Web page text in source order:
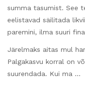
summa tasumist. See
eelistavad säilitada
paremini, ilma suuri
Järelmaks aitas mul
Palgakasvu korral on
suurendada. Kui ma …